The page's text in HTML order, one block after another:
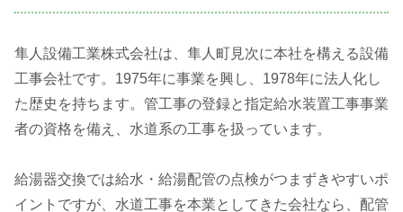
隼人設備工業株式会社は、隼人町見次に本社を構える設備
工事会社です。1975年に事業を興し、1978年に法人化し
た歴史を持ちます。管工事の登録と指定給水装置工事事業
者の資格を備え、水道系の工事を扱っています。
給湯器交換では給水・給湯配管の点検がつまずきやすいポ
イントですが、水道工事を本業としてきた会社なら、配管